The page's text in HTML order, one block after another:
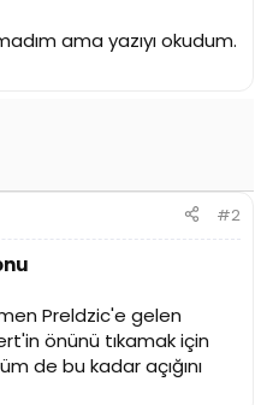
ama yazıyı okudum.
#2
Preldzic'e gelen
önünü tıkamak için
de bu kadar açığını